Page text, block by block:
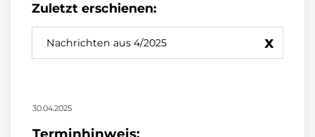
Zuletzt erschienen:
Nachrichten aus 4/2025 x
30.04.2025